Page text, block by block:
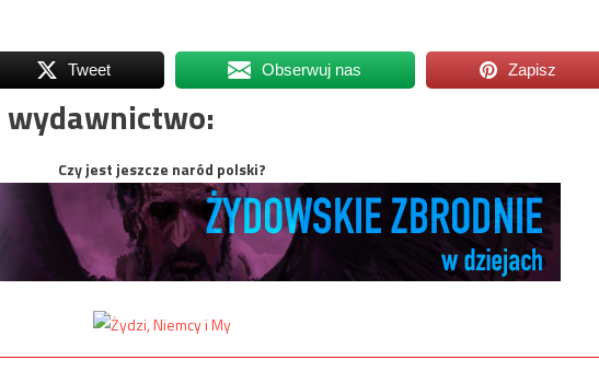
Tweet Obserwuj nas Zapisz
Czy jest jeszcze naród polski?